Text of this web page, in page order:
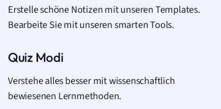
Erstelle schöne Notizen mit unseren Templates.
Bearbeite Sie mit unseren smarten Tools.
Quiz Modi
Verstehe alles besser mit wissenschaftlich
bewiesenen Lernmethoden.